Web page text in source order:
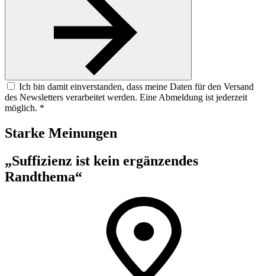
Ich bin damit einverstanden, dass meine Daten für den Versand
des Newsletters verarbeitet werden. Eine Abmeldung ist jederzeit
möglich. *
Starke Meinungen
„Suffizienz ist kein ergänzendes
Randthema“